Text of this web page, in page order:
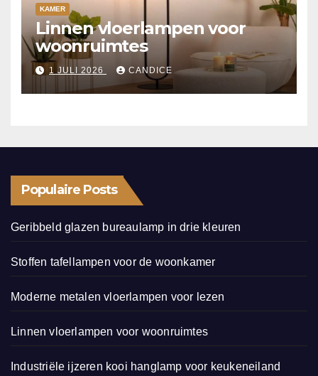
KAMER
Linnen vloerlampen voor
woonruimtes
1 JULI 2026 CANDICE
Populaire Posts
Geribbeld glazen bureaulamp in drie kleuren
Stoffen tafellampen voor de woonkamer
Moderne metalen vloerlampen voor lezen
Linnen vloerlampen voor woonruimtes
Industriële ijzeren kooi hanglamp voor keukeneiland